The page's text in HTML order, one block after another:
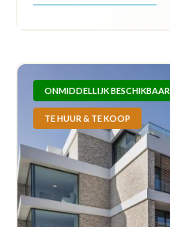
ONMIDDELLIJK BESCHIKBAAR
TE HUUR & TE KOOP